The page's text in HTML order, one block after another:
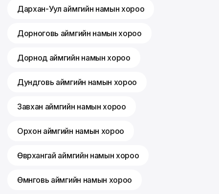
Дархан-Уул аймгийн намын хороо
Дорноговь аймгийн намын хороо
Дорнод аймгийн намын хороо
Дундговь аймгийн намын хороо
Завхан аймгийн намын хороо
Орхон аймгийн намын хороо
Өвөрхангай аймгийн намын хороо
Өмнөговь аймгийн намын хороо